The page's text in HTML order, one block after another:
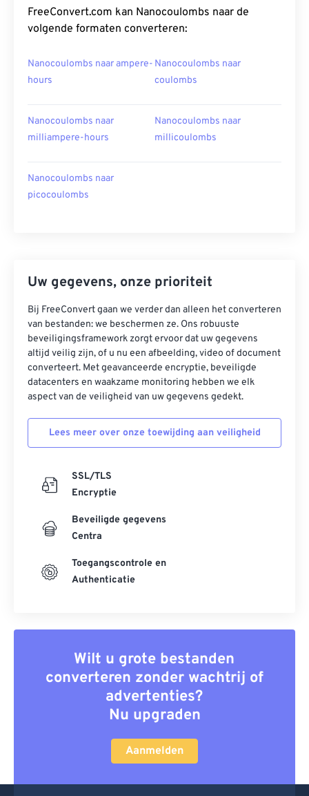
FreeConvert.com kan Nanocoulombs naar de
volgende formaten converteren:
Nanocoulombs naar ampere-
hours
Nanocoulombs naar
coulombs
Nanocoulombs naar
milliampere-hours
Nanocoulombs naar
millicoulombs
Nanocoulombs naar
picocoulombs
Uw gegevens, onze prioriteit
Bij FreeConvert gaan we verder dan alleen het converteren
van bestanden: we beschermen ze. Ons robuuste
beveiligingsframework zorgt ervoor dat uw gegevens
altijd veilig zijn, of u nu een afbeelding, video of document
converteert. Met geavanceerde encryptie, beveiligde
datacenters en waakzame monitoring hebben we elk
aspect van de veiligheid van uw gegevens gedekt.
Lees meer over onze toewijding aan veiligheid
SSL/TLS
Encryptie
Beveiligde gegevens
Centra
Toegangscontrole en
Authenticatie
Wilt u grote bestanden
converteren zonder wachtrij of
advertenties?
Nu upgraden
Aanmelden